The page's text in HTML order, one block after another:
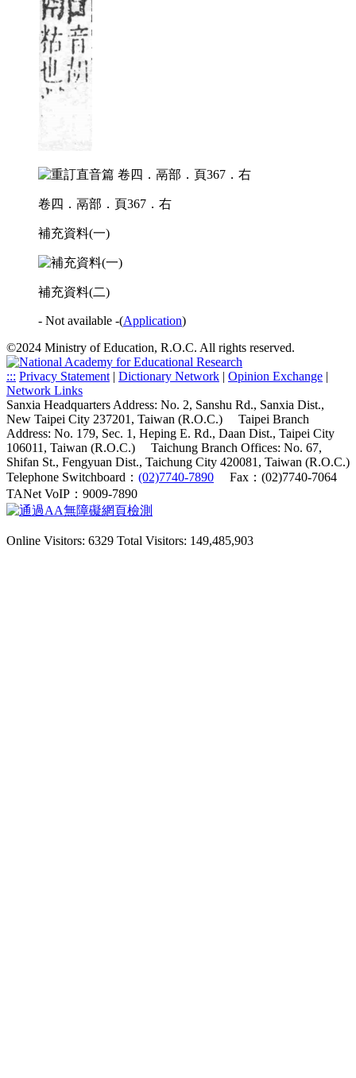
卷四．鬲部．頁367．右
補充資料(一)
補充資料(二)
- Not available -(Application)
©2024 Ministry of Education, R.O.C. All rights reserved.
::: Privacy Statement| Dictionary Network | Opinion Exchange |
Network Links
Sanxia Headquarters Address: No. 2, Sanshu Rd., Sanxia Dist.,
New Taipei City 237201, Taiwan (R.O.C.)
Taipei Branch
Address: No. 179, Sec. 1, Heping E. Rd., Daan Dist., Taipei City
106011, Taiwan (R.O.C.)
Taichung Branch Offices: No. 67,
Shifan St., Fengyuan Dist., Taichung City 420081, Taiwan (R.O.C.)
Telephone Switchboard： (02)7740-7890
Fax：(02)7740-7064
TANet VoIP：9009-7890
Online Visitors: 6329 Total Visitors: 149,485,903